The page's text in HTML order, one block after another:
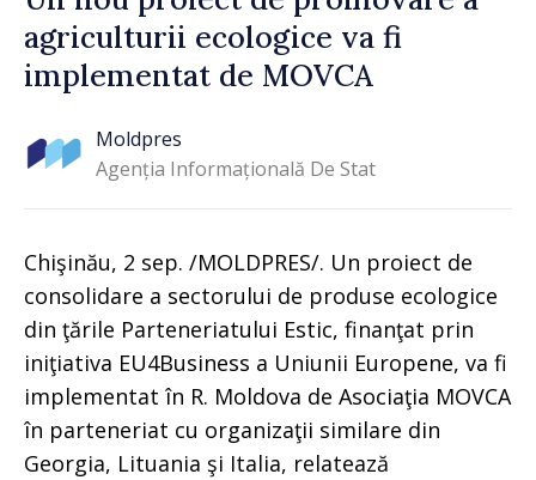
agriculturii ecologice va fi
implementat de MOVCA
Moldpres
Agenția Informațională De Stat
Chişinău, 2 sep. /MOLDPRES/. Un proiect de
consolidare a sectorului de produse ecologice
din ţările Parteneriatului Estic, finanţat prin
iniţiativa EU4Business a Uniunii Europene, va fi
implementat în R. Moldova de Asociaţia MOVCA
în parteneriat cu organizaţii similare din
Georgia, Lituania şi Italia, relatează